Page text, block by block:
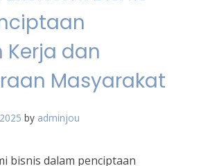
Kerja dan
Masyarakat
by adminjou
bisnis dalam penciptaan